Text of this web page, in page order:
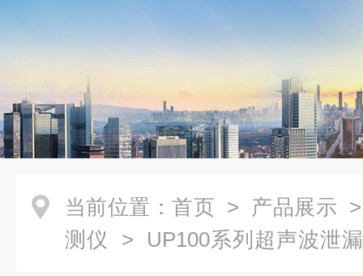
当前位置： 首页 > 产品展示
测仪 > UP100系列超声波泄